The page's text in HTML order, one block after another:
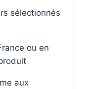
sélectionnés
ou en
aux